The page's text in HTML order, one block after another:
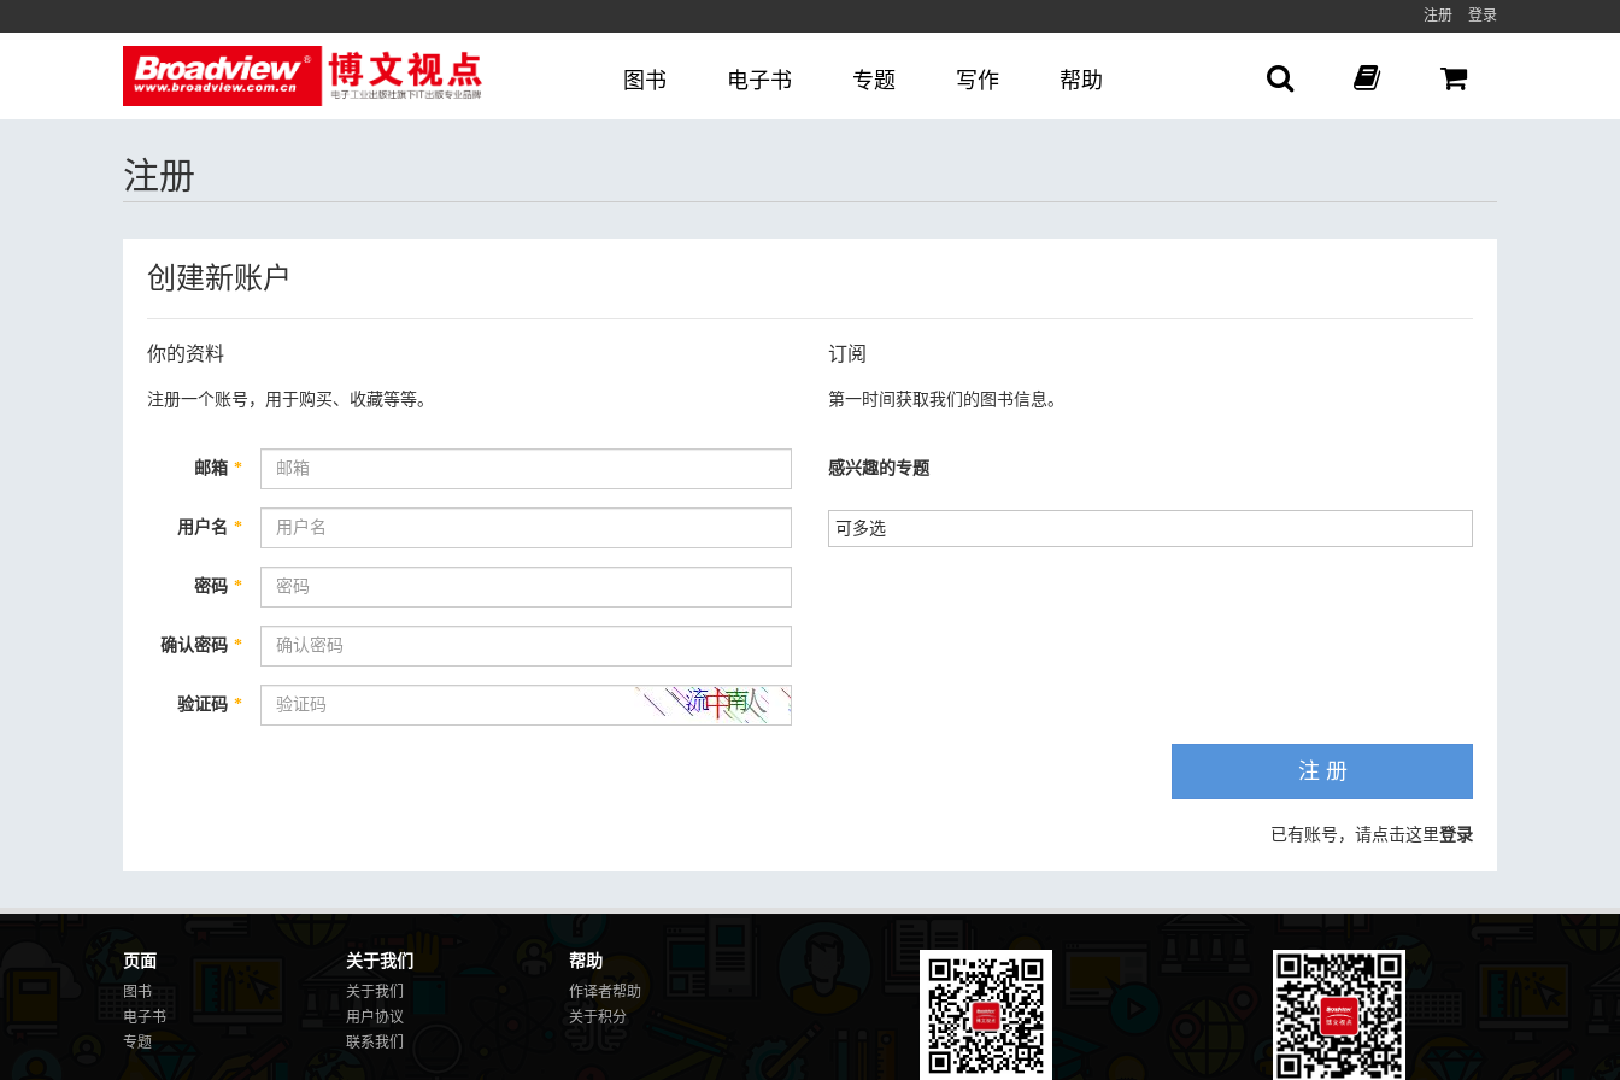
注册 登录
图书 电子书 专题 写作 帮助
注册
创建新账户
你的资料
注册一个账号，用于购买、收藏等等。
邮箱 *
用户名 *
密码 *
确认密码 *
验证码 *
订阅
第一时间获取我们的图书信息。
感兴趣的专题
注 册
已有账号，请点击这里登录
页面
图书
电子书
专题
关于我们
关于我们
用户协议
联系我们
帮助
作译者帮助
关于积分